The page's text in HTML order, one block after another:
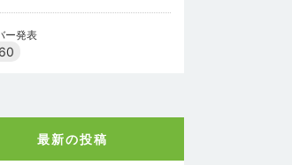
ー発表
最新の投稿